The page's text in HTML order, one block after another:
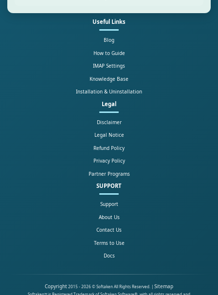
Useful Links
Blog
How to Guide
IMAP Settings
Knowledge Base
Installation & Uninstallation
Legal
Disclaimer
Legal Notice
Refund Policy
Privacy Policy
Partner Programs
SUPPORT
Support
About Us
Contact Us
Terms to Use
Docs
Copyright2015 - 2026 © Softaken All Rights Reserved. | Sitemap